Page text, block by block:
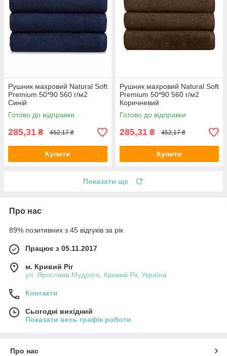
Рушник махровий Natural Soft
Premium 50*90 560 г/м2
Синій
Готово до відправки
285,31 ₴ 452,17 ₴
Купити
Рушник махровий Natural Soft
Premium 50*90 560 г/м2
Коричневий
Готово до відправки
285,31 ₴ 452,17 ₴
Купити
Показати ще
Про нас
89% позитивних з 45 відгуків за рік
Працює з 05.11.2017
м. Кривий Ріг
ул. Ярослава Мудрого, Кривий Ріг, Україна
Контакти
Сьогодні вихідний
Показати весь графік роботи
Про нас